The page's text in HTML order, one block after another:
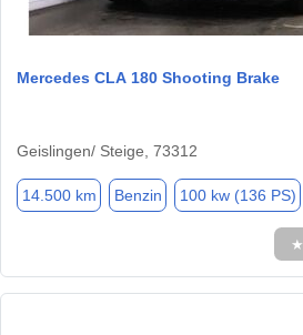
Mercedes CLA 180 Shooting Brake
Geislingen/ Steige, 73312
14.500 km Benzin 100 kw (136 PS)
★